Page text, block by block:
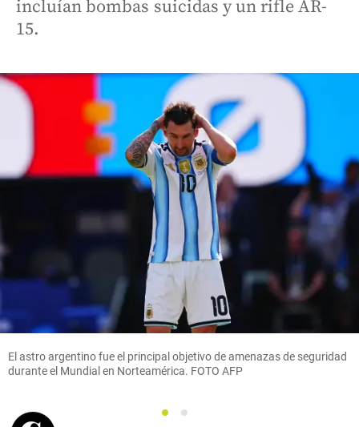
incluían bombas suicidas y un rifle AR-
15.
El astro argentino fue el principal objetivo de amenazas de seguridad
durante el Mundial en Norteamérica. FOTO AFP
1
2